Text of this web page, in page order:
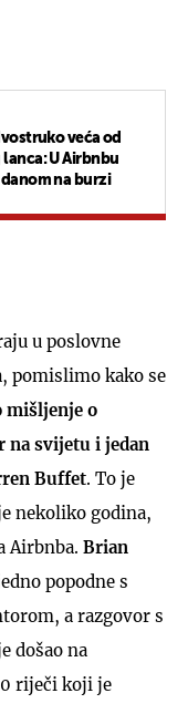
veća od
U Airbnbu
na burzi
u poslovne
pomislimo kako se
mišljenje o
svijetu i jedan
Buffet. To je
nekoliko godina,
Airbnba. Brian
popodne s
a razgovor s
došao na
riječi koji je